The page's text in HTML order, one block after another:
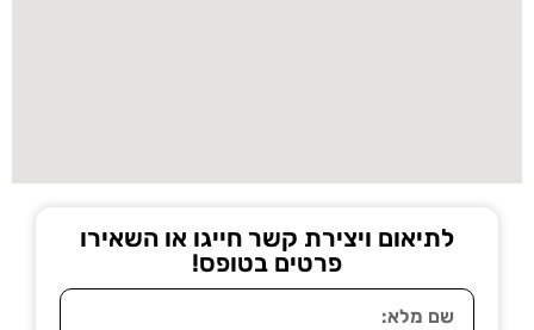
לתיאום ויצירת קשר חייגו או השאירו
פרטים בטופס!